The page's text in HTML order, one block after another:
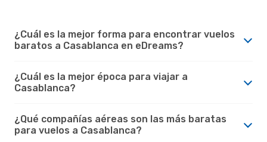
¿Cuál es la mejor forma para encontrar vuelos
baratos a Casablanca en eDreams?
¿Cuál es la mejor época para viajar a
Casablanca?
¿Qué compañías aéreas son las más baratas
para vuelos a Casablanca?